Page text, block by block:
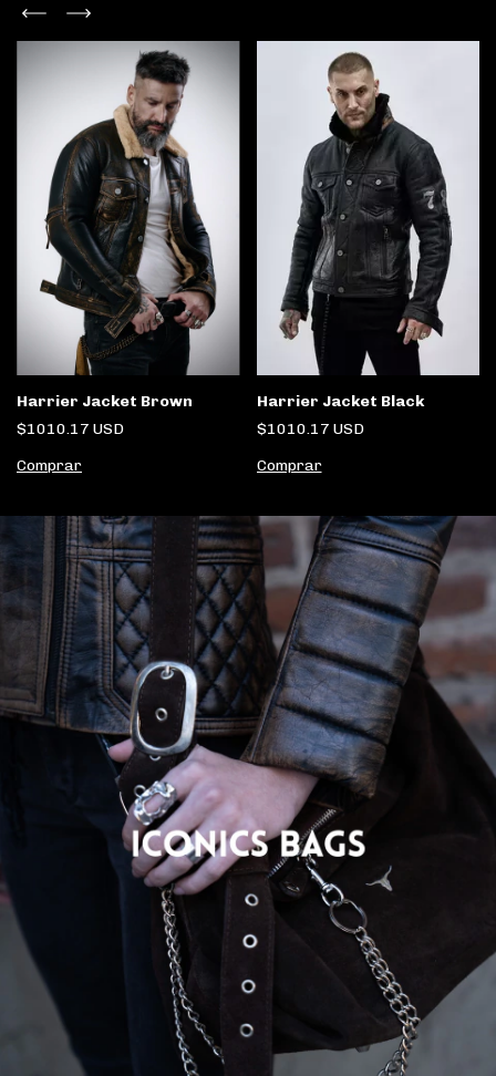
Harrier Jacket Brown
$1010.17 USD
Comprar
Harrier Jacket Black
$1010.17 USD
Comprar